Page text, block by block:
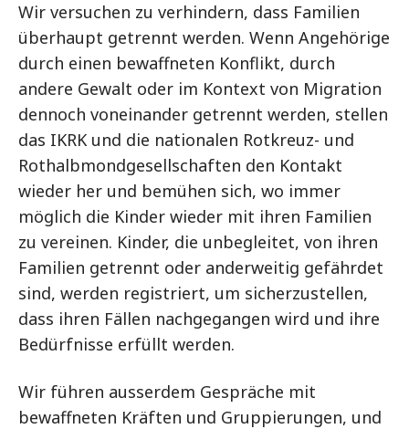
Wir versuchen zu verhindern, dass Familien
überhaupt getrennt werden. Wenn Angehörige
durch einen bewaffneten Konflikt, durch
andere Gewalt oder im Kontext von Migration
dennoch voneinander getrennt werden, stellen
das IKRK und die nationalen Rotkreuz- und
Rothalbmondgesellschaften den Kontakt
wieder her und bemühen sich, wo immer
möglich die Kinder wieder mit ihren Familien
zu vereinen. Kinder, die unbegleitet, von ihren
Familien getrennt oder anderweitig gefährdet
sind, werden registriert, um sicherzustellen,
dass ihren Fällen nachgegangen wird und ihre
Bedürfnisse erfüllt werden.
Wir führen ausserdem Gespräche mit
bewaffneten Kräften und Gruppierungen, und